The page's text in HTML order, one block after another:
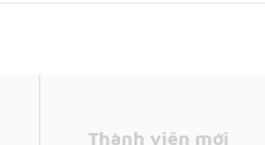
Thành viên mới